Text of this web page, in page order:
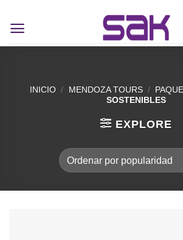
INICIO / MENDOZA TOURS /
SOSTENIBLES
EXPLORE